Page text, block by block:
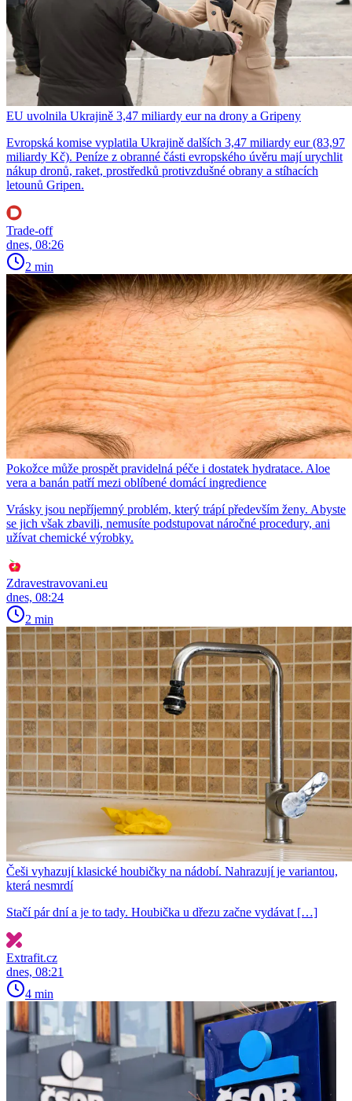
EU uvolnila Ukrajině 3,47 miliardy eur na drony a Gripeny
Evropská komise vyplatila Ukrajině dalších 3,47 miliardy eur (83,97
miliardy Kč). Peníze z obranné části evropského úvěru mají urychlit
nákup dronů, raket, prostředků protivzdušné obrany a stíhacích
letounů Gripen.
Trade-off
dnes, 08:26
2 min
Pokožce může prospět pravidelná péče i dostatek hydratace. Aloe
vera a banán patří mezi oblíbené domácí ingredience
Vrásky jsou nepříjemný problém, který trápí především ženy. Abyste
se jich však zbavili, nemusíte podstupovat náročné procedury, ani
užívat chemické výrobky.
Zdravestravovani.eu
dnes, 08:24
2 min
Češi vyhazují klasické houbičky na nádobí. Nahrazují je variantou,
která nesmrdí
Stačí pár dní a je to tady. Houbička u dřezu začne vydávat […]
Extrafit.cz
dnes, 08:21
4 min